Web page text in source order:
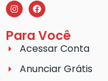
Para Você
Acessar Conta
Anunciar Grátis